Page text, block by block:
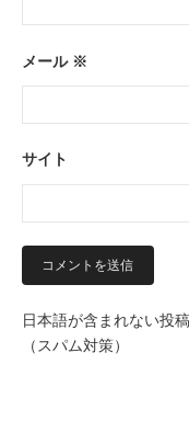
メール ※
サイト
日本語が含まれない投
（スパム対策）